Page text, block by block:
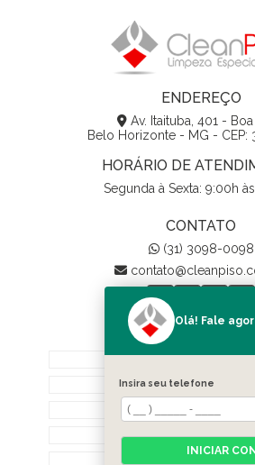
ENDEREÇO
Av. Itaituba, 401 -
Belo Horizonte - MG - CEP:
HORÁRIO DE
Segunda à Sexta: 9:00h
CONTATO
(31) 3098-0098
Home
Quem Somos
Biodegradáveis
Serviços
Olá! Fale
Insira seu telefone
INICIAR